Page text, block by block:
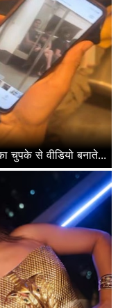
चुपके से वीडियो बनाते...